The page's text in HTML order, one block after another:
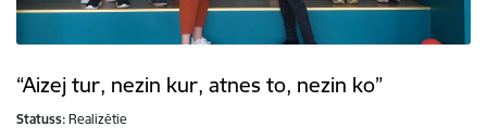
“Aizej tur, nezin kur, atnes to, nezin ko”
Statuss: Realizētie